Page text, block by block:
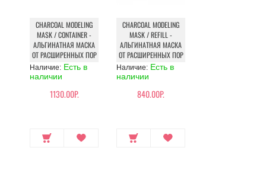
CHARCOAL MODELING
MASK / CONTAINER -
АЛЬГИНАТНАЯ МАСКА
ОТ РАСШИРЕННЫХ ПОР
Наличие: Есть в
наличии
1130.00Р.
CHARCOAL MODELING
MASK / REFILL -
АЛЬГИНАТНАЯ МАСКА
ОТ РАСШИРЕННЫХ ПОР
Наличие: Есть в
наличии
840.00Р.